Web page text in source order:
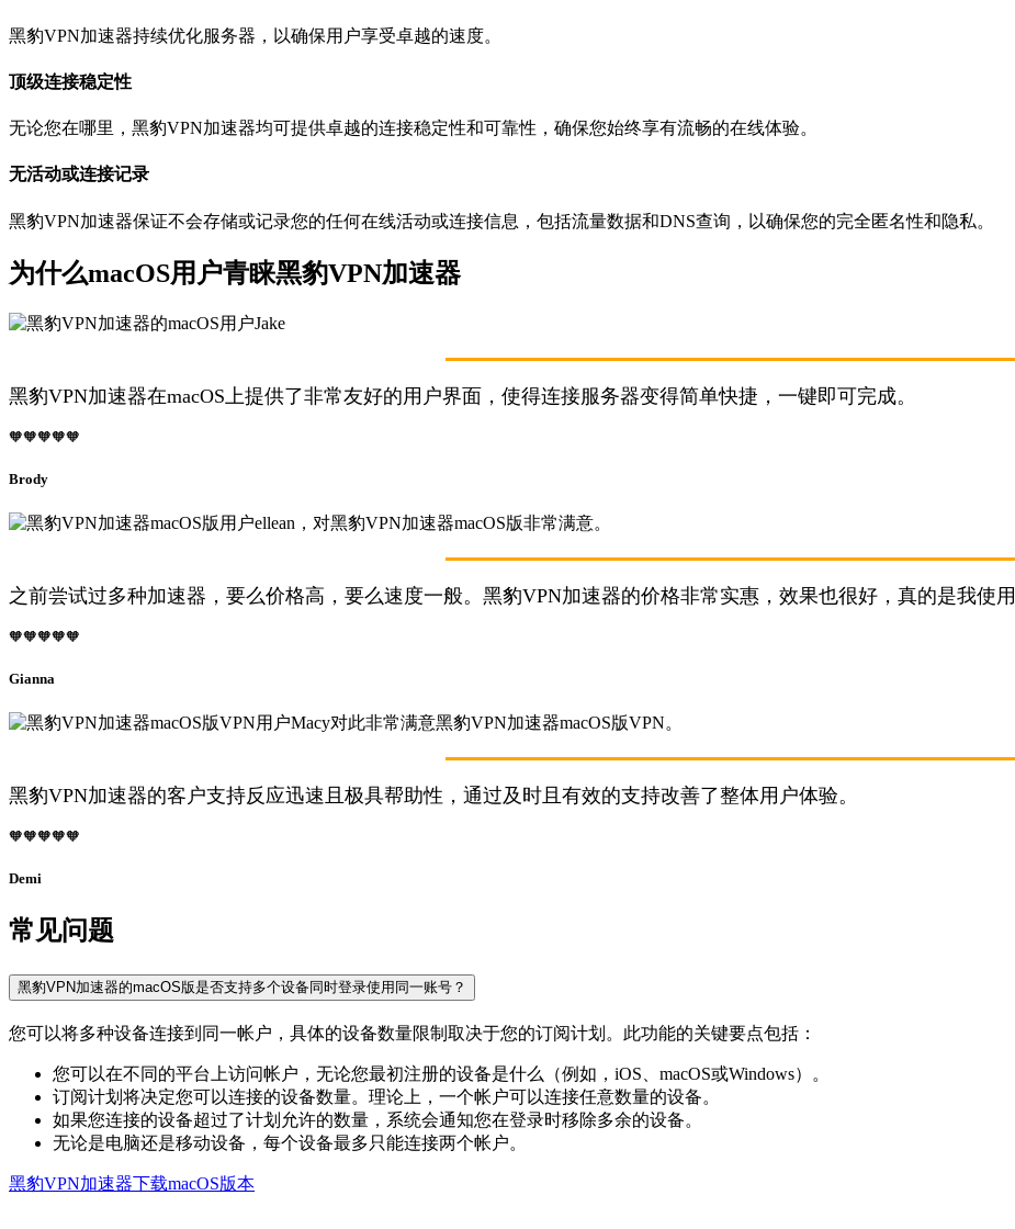
黑豹VPN加速器持续优化服务器，以确保用户享受卓越的速度。
顶级连接稳定性
无论您在哪里，黑豹VPN加速器均可提供卓越的连接稳定性和可靠性，确保您始终享有流畅的在线体验。
无活动或连接记录
黑豹VPN加速器保证不会存储或记录您的任何在线活动或连接信息，包括流量数据和DNS查询，以确保您的完全匿名性和隐私。
为什么macOS用户青睐黑豹VPN加速器
黑豹VPN加速器在macOS上提供了非常友好的用户界面，使得连接服务器变得简单快捷，一键即可完成。
🧡🧡🧡🧡🧡
Brody
之前尝试过多种加速器，要么价格高，要么速度一般。黑豹VPN加速器的价格非常实惠，效果也很好，真的是我使
🧡🧡🧡🧡🧡
Gianna
黑豹VPN加速器的客户支持反应迅速且极具帮助性，通过及时且有效的支持改善了整体用户体验。
🧡🧡🧡🧡🧡
Demi
常见问题
黑豹VPN加速器的macOS版是否支持多个设备同时登录使用同一账号？
您可以将多种设备连接到同一帐户，具体的设备数量限制取决于您的订阅计划。此功能的关键要点包括：
您可以在不同的平台上访问帐户，无论您最初注册的设备是什么（例如，iOS、macOS或Windows）。
订阅计划将决定您可以连接的设备数量。理论上，一个帐户可以连接任意数量的设备。
如果您连接的设备超过了计划允许的数量，系统会通知您在登录时移除多余的设备。
无论是电脑还是移动设备，每个设备最多只能连接两个帐户。
黑豹VPN加速器下载macOS版本